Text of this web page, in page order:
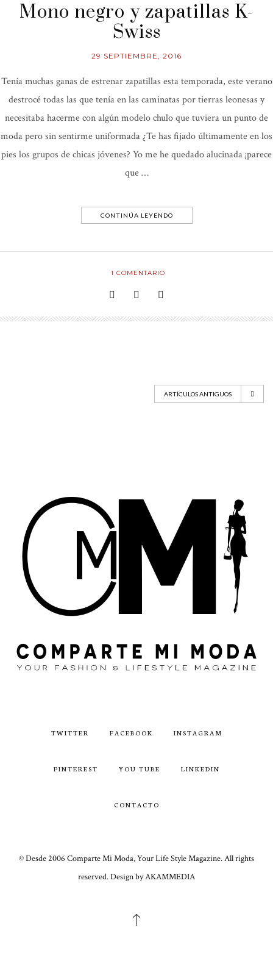
Mono negro y zapatillas K-
Swiss
29 SEPTIEMBRE, 2016
Tenía muchas ganas de estrenar zapatillas esta temporada, este verano
destrocé todas las que tenía en las caminatas por tierras leonesas y
necesitaba hacerme con algún modelo chulo que tuviera un punto de
moda pero sin sentirme uniformada ¿Te has fijado últimamente en los
pies los grupos de chicas jóvenes? Yo me he quedado alucinada ¡parece
que …
CONTINÚA LEYENDO
1 COMENTARIO
ARTÍCULOS ANTIGUOS
TWITTER FACEBOOK INSTAGRAM
PINTEREST YOU TUBE LINKEDIN
CONTACTO
© Desde 2006 Comparte Mi Moda, Your Life Style Magazine. All rights
reserved. Design by AKAMMEDIA